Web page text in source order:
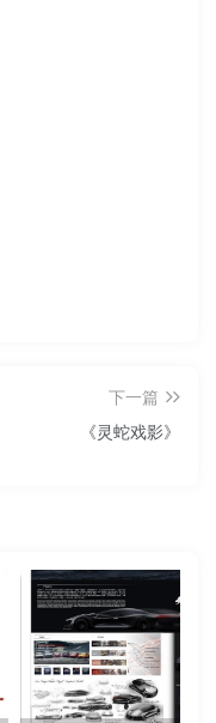
下一篇
《灵蛇戏影》